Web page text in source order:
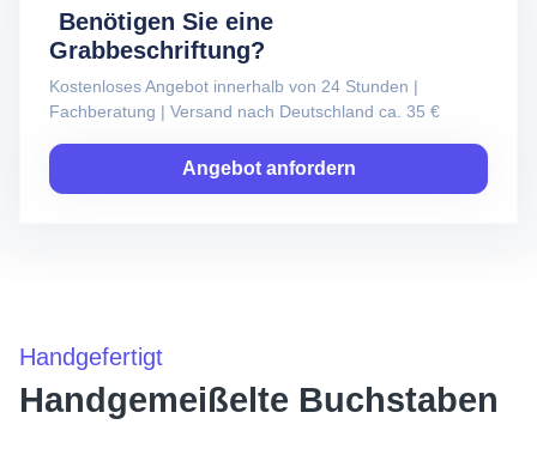
Benötigen Sie eine
Grabbeschriftung?
Kostenloses Angebot innerhalb von 24 Stunden |
Fachberatung | Versand nach Deutschland ca. 35 €
Angebot anfordern
Handgefertigt
Handgemeißelte Buchstaben